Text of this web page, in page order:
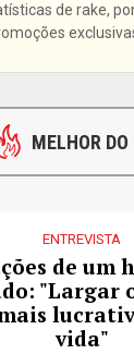
de rake,
MELHOR DO
ENTREVISTA
de um
"Largar
vida"